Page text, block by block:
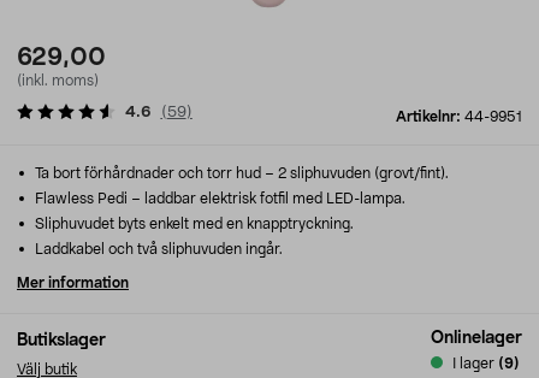
629,00
(inkl. moms)
Artikelnr: 44-9951
4.6 ( 59)
Butikslager
Välj butik
Onlinelager
I lager (9)
Ta bort förhårdnader och torr hud – 2 sliphuvuden (grovt/fint).
Flawless Pedi – laddbar elektrisk fotfil med LED-lampa.
Sliphuvudet byts enkelt med en knapptryckning.
Laddkabel och två sliphuvuden ingår.
Mer information